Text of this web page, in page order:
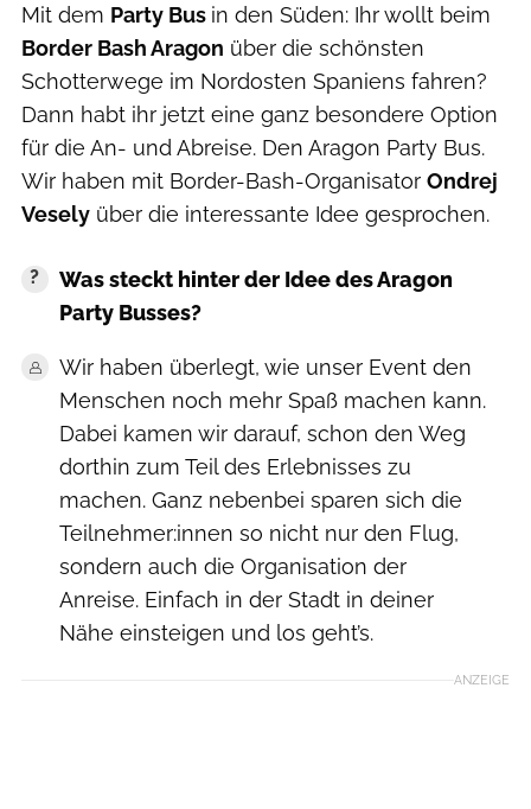
Mit dem Party Bus in den Süden: Ihr wollt beim
Border Bash Aragon über die schönsten
Schotterwege im Nordosten Spaniens fahren?
Dann habt ihr jetzt eine ganz besondere Option
für die An- und Abreise. Den Aragon Party Bus.
Wir haben mit Border-Bash-Organisator Ondrej
Vesely über die interessante Idee gesprochen.
Was steckt hinter der Idee des Aragon
Party Busses?
Wir haben überlegt, wie unser Event den
Menschen noch mehr Spaß machen kann.
Dabei kamen wir darauf, schon den Weg
dorthin zum Teil des Erlebnisses zu
machen. Ganz nebenbei sparen sich die
Teilnehmer:innen so nicht nur den Flug,
sondern auch die Organisation der
Anreise. Einfach in der Stadt in deiner
Nähe einsteigen und los geht’s.
ANZEIGE